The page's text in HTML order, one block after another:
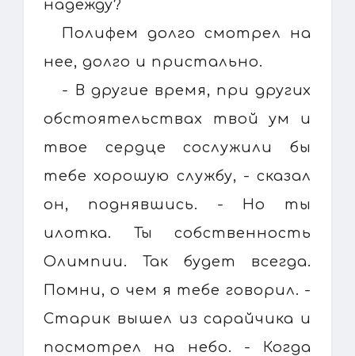
надежду?
Полифем долго смотрел на
нее, долго и пристально.
- В другие время, при других
обстоятельствах твой ум и
твое сердце сослужили бы
тебе хорошую службу, - сказал
он, поднявшись. - Но ты
илотка. Ты собственность
Олимпии. Так будет всегда.
Помни, о чем я тебе говорил. -
Старик вышел из сарайчика и
посмотрел на небо. - Когда